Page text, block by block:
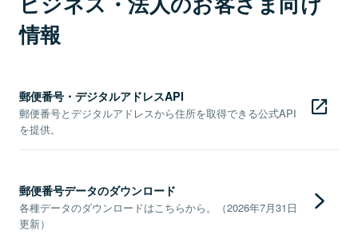
情報
郵便番号・デジタルアドレスAPI
郵便番号とデジタルアドレスから住所を取得できる公式API
を提供。
郵便番号データのダウンロード
各種データのダウンロードはこちらから。（2026年7月31日
更新）